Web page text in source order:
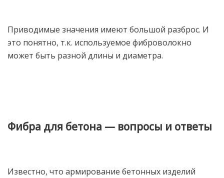
Приводимые значения имеют большой разброс. И
это понятно, т.к. используемое фиброволокно
может быть разной длины и диаметра.
Фибра для бетона — вопросы и ответы
Известно, что армирование бетонных изделий